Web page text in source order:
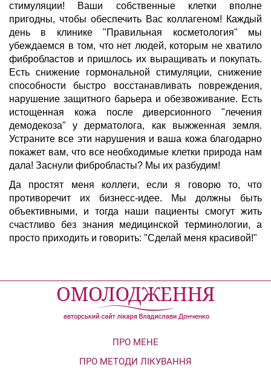
стимуляции! Ваши собственные клетки вполне
пригодны, чтобы обеспечить Вас коллагеном! Каждый
день в клинике "Правильная косметология" мы
убеждаемся в том, что нет людей, которым не хватило
фибробластов и пришлось их выращивать и покупать.
Есть снижение гормональной стимуляции, снижение
способности быстро восстанавливать повреждения,
нарушение защитного барьера и обезвоживание. Есть
истощенная кожа после диверсионного "лечения
демодекоза" у дерматолога, как выжженная земля.
Устраните все эти нарушения и ваша кожа благодарно
покажет вам, что все необходимые клетки природа нам
дала! Заснули фибробласты? Мы их разбудим!
Да простят меня коллеги, если я говорю то, что
противоречит их бизнесс-идее. Мы должны быть
объективными, и тогда наши пациенты смогут жить
счастливо без знания медицинской терминологии, а
просто приходить и говорить: "Сделай меня красивой!"
ПРО МЕНЕ
ПРО МЕТОДИ ЛІКУВАННЯ